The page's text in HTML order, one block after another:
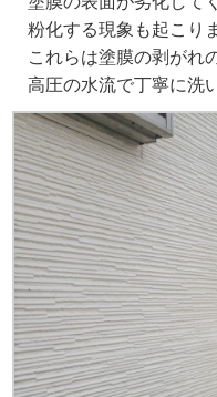
粉化する現象も起こりま
これらは塗膜の剥がれ
高圧の水流で丁寧に洗